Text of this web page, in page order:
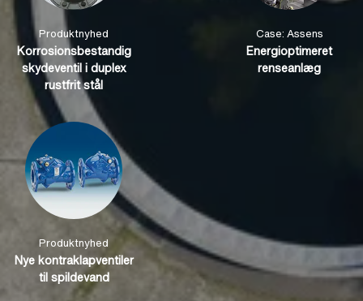
Produktnyhed
Korrosionsbestandig
skydeventil i duplex
rustfrit stål
Case: Assens
Energioptimeret
renseanlæg
Produktnyhed
Nye kontraklapventiler
til spildevand